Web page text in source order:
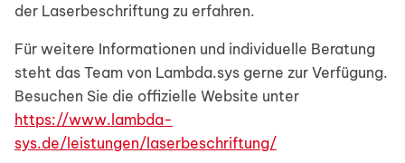
der Laserbeschriftung zu erfahren.
Für weitere Informationen und individuelle Beratung
steht das Team von Lambda.sys gerne zur Verfügung.
Besuchen Sie die offizielle Website unter
https://www.lambda-
sys.de/leistungen/laserbeschriftung/